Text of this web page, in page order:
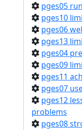
pges05
pges10
pges06
pges13
pges04
pges09
pges11
pges07
pges12
problems
pges08